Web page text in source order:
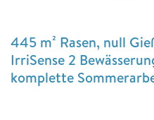
445 m² Rasen, null
IrriSense 2
komplette